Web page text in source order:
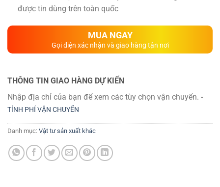
được tin dùng trên toàn quốc
MUA NGAY
Gọi điện xác nhận và giao hàng tận nơi
THÔNG TIN GIAO HÀNG DỰ KIẾN
Nhập địa chỉ của bạn để xem các tùy chọn vận chuyển. -
TÍNH PHÍ VẬN CHUYỂN
Danh mục: Vật tư sản xuất khác